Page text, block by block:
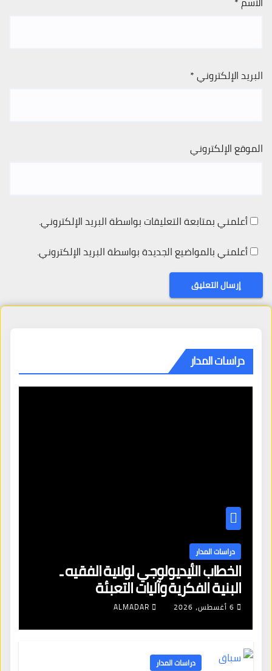
البريد الإلكتروني*
الموقع الإلكتروني
أعلمني بمتابعة التعليقات بواسطة البريد الإلكتروني.
أعلمني بالمواضيع الجديدة بواسطة البريد الإلكتروني.
دراسات المدار
دراسات المدار
الخطاب الأيديولوجي لولاية الفقيه ـ
البنية الفكرية وآليات التعبئة
6 أغسطس، 2026 ALMADAR
دراسات المدار